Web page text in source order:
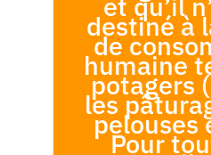
et qu’il
destiné à
de
humaine
potagers
les
pelouses
Pour